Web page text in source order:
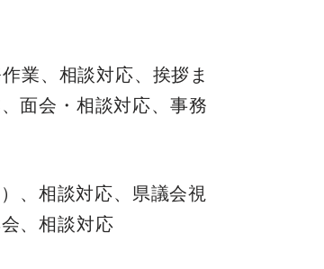
業、相談対応、挨拶ま
面会・相談対応、事務
、相談対応、県議会視
、相談対応